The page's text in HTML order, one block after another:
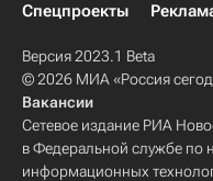
Спецпроекты
Версия 2023.1 Beta
© 2026 МИА «Россия
Вакансии
Сетевое издание РИА
в Федеральной службе по
информационных